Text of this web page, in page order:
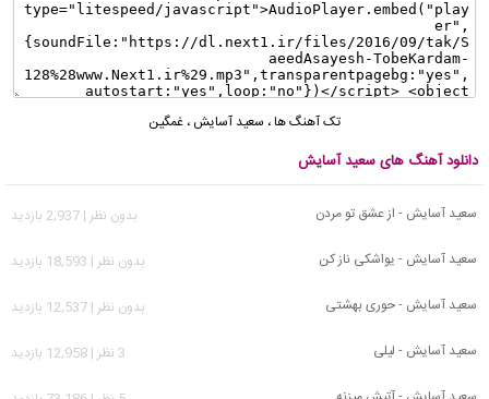
تک آهنگ ها، سعید آسایش ، غمگین
دانلود آهنگ های سعید آسایش
سعید آسایش - از عشق تو مردن
بدون نظر | 2,937 بازدید
سعید آسایش - یواشکی ناز کن
بدون نظر | 18,593 بازدید
سعید آسایش - حوری بهشتی
بدون نظر | 12,537 بازدید
سعید آسایش - لیلی
3 نظر | 12,958 بازدید